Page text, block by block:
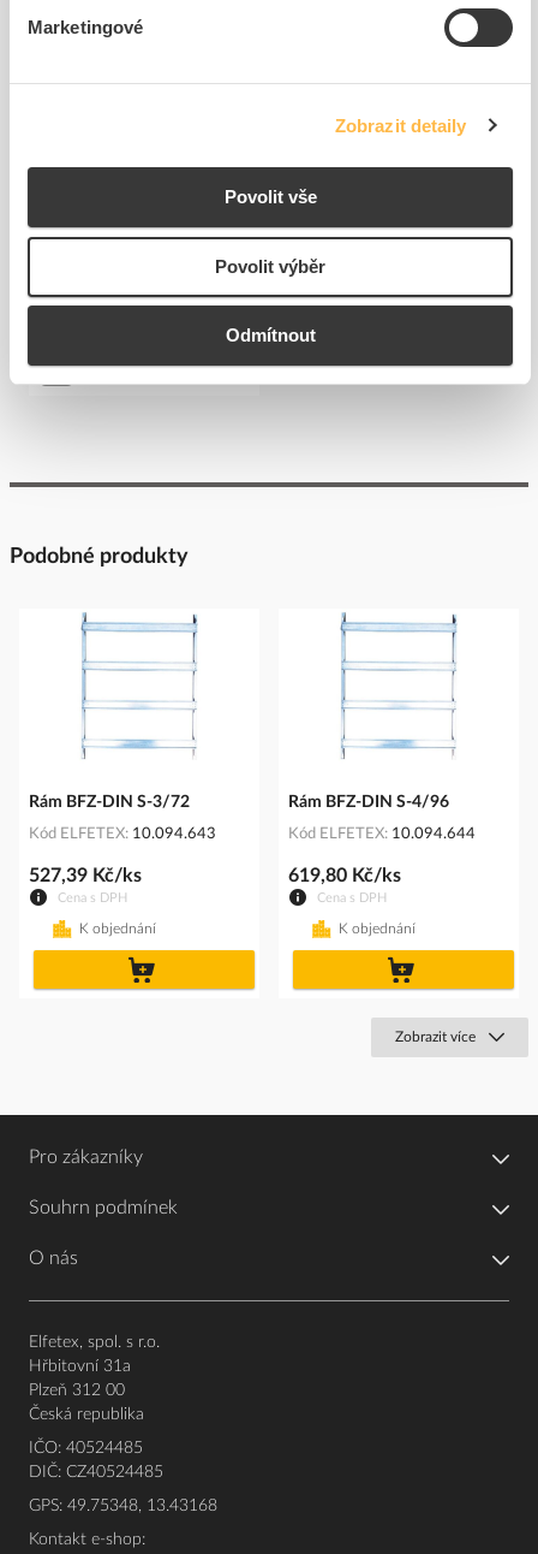
Marketingové
Zobrazit detaily
Povolit vše
Povolit výběr
Odmítnout
1 212,82 Kč/ks
+6
Podobné produkty
Rám BFZ-DIN S-3/72
Kód ELFETEX 10.094.643
Cena s DPH
527,39 Kč/ks
K objednání
Rám BFZ-DIN S-4/96
Kód ELFETEX 10.094.644
Cena s DPH
619,80 Kč/ks
K objednání
Zobrazit více
Pro zákazníky
Souhrn podmínek
O nás
Elfetex, spol. s r.o.
Hřbitovní 31a
Plzeň 312 00
Česká republika
IČO: 40524485
DIČ: CZ40524485
GPS: 49.75348, 13.43168
Kontakt e-shop: